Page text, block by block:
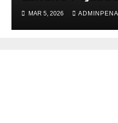
Administrator
Pengawas
MAR 5, 2026 ADMINPENA